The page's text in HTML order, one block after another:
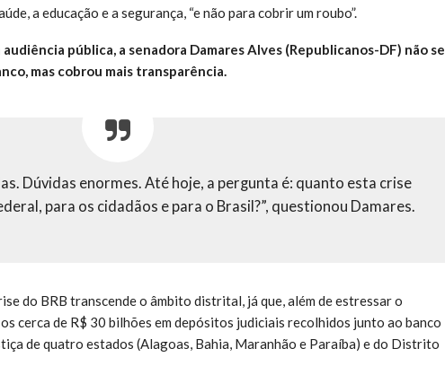
a educação e a segurança, “e não para cobrir um roubo”.
pública, a senadora Damares Alves (Republicanos-DF) não se
mas cobrou mais transparência.
Dúvidas enormes. Até hoje, a pergunta é: quanto esta crise
para os cidadãos e para o Brasil?”, questionou Damares.
do BRB transcende o âmbito distrital, já que, além de estressar o
cerca de R$ 30 bilhões em depósitos judiciais recolhidos junto ao banco
de quatro estados (Alagoas, Bahia, Maranhão e Paraíba) e do Distrito